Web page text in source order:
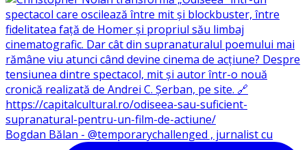
Bogdan Bălan - @temporarychallenged , jurnalist cu